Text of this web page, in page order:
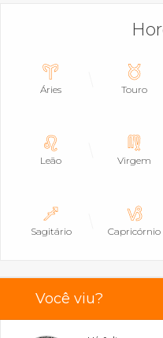
Áries Touro
Leão Virgem
Sagitário Capricórnio
Você viu?